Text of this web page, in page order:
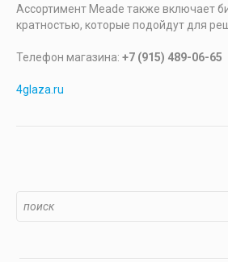
Ассортимент Meade также включает
кратностью, которые подойдут для
Телефон магазина: +7 (915) 489-06-65
4glaza.ru